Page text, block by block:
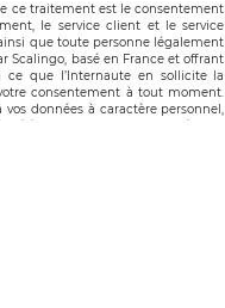
ce traitement est le consentement
le service client et le service
que toute personne légalement
Scalingo, basé en France et offrant
ce que l’Internaute en sollicite la
consentement à tout moment.
données à caractère personnel,
joignable à l’adresse mail :